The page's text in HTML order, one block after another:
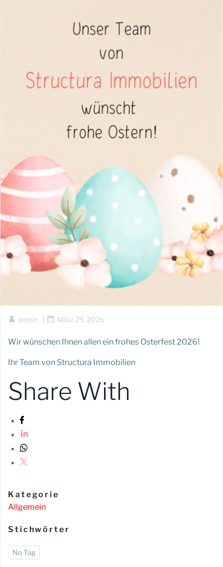
admin März 29, 2026
Wir wünschen Ihnen allen ein frohes Osterfest 2026!
Ihr Team von Structura Immobilien
Share With
Kategorie
Allgemein
Stichwörter
No Tag